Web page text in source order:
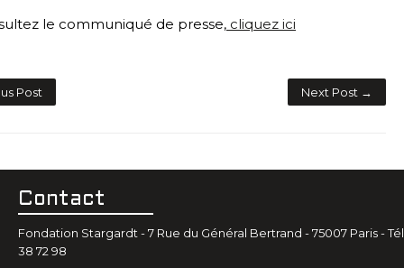
le communiqué de presse, cliquez ici
Post Next Post →
Contact
Fondation Stargardt - 7 Rue du Général Bertrand - 75007 Paris -
38 72 98